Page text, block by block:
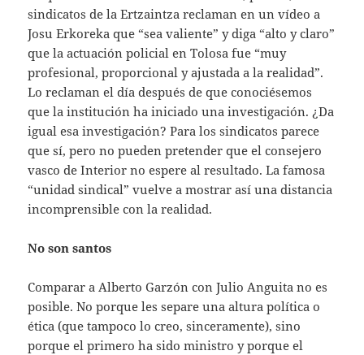
sindicatos de la Ertzaintza reclaman en un vídeo a
Josu Erkoreka que “sea valiente” y diga “alto y claro”
que la actuación policial en Tolosa fue “muy
profesional, proporcional y ajustada a la realidad”.
Lo reclaman el día después de que conociésemos
que la institución ha iniciado una investigación. ¿Da
igual esa investigación? Para los sindicatos parece
que sí, pero no pueden pretender que el consejero
vasco de Interior no espere al resultado. La famosa
“unidad sindical” vuelve a mostrar así una distancia
incomprensible con la realidad.
No son santos
Comparar a Alberto Garzón con Julio Anguita no es
posible. No porque les separe una altura política o
ética (que tampoco lo creo, sinceramente), sino
porque el primero ha sido ministro y porque el